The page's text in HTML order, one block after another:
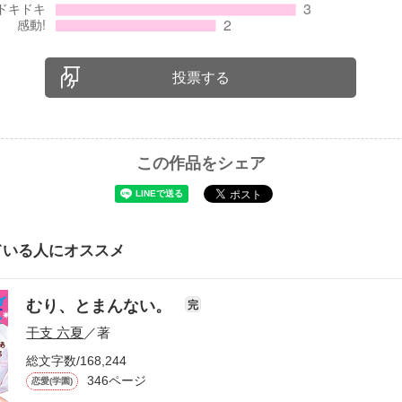
投票する
この作品をシェア
る人にオススメ
むり、とまんない。 完
干支 六夏 ／著
総文字数/168,244
恋愛(学園) 346ページ